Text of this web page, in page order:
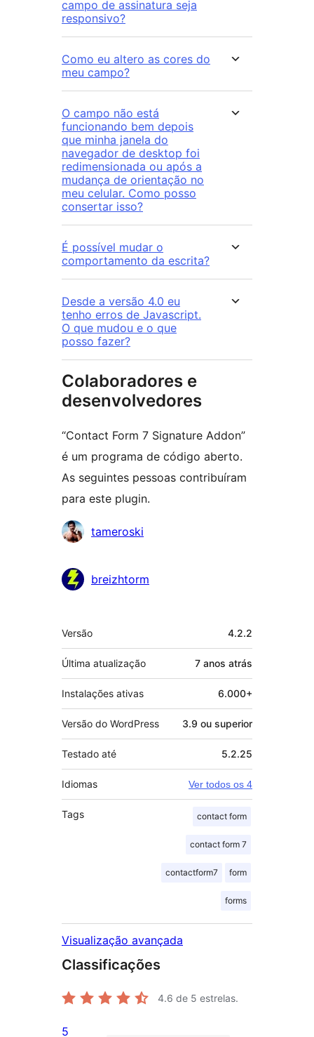
campo de assinatura seja
responsivo?
Como eu altero as cores do
meu campo?
O campo não está
funcionando bem depois
que minha janela do
navegador de desktop foi
redimensionada ou após a
mudança de orientação no
meu celular. Como posso
consertar isso?
É possível mudar o
comportamento da escrita?
Desde a versão 4.0 eu
tenho erros de Javascript.
O que mudou e o que
posso fazer?
Colaboradores e
desenvolvedores
“Contact Form 7 Signature Addon”
é um programa de código aberto.
As seguintes pessoas contribuíram
para este plugin.
Colaboradores
tameroski
breizhtorm
Meta
Versão 4.2.2
Última atualização 7 anos atrás
Instalações ativas 6.000+
Versão do WordPress 3.9 ou superior
Testado até 5.2.25
Idiomas Ver todos os 4
Tags contact form
contact form 7
contactform7 form
forms
Visualização avançada
Classificações
4.6 de 5 estrelas.
5